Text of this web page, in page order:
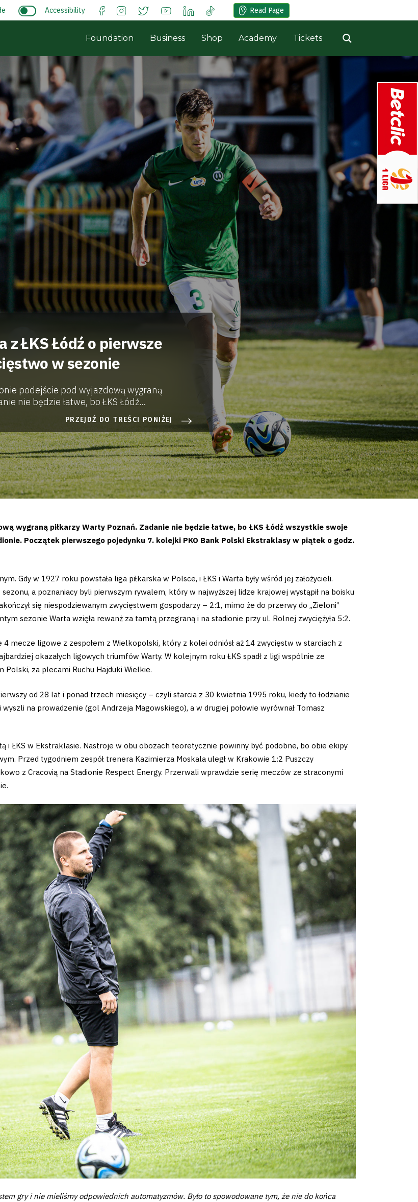
Accessibility Read Page
Foundation Business Shop Academy Tickets
z ŁKS Łódź o pierwsze
w sezonie
podejście pod wyjazdową wygraną
nie będzie łatwe, bo ŁKS Łódź...
PRZEJDŹ DO TREŚCI PONIŻEJ
wygraną piłkarzy Warty Poznań. Zadanie nie będzie łatwe, bo ŁKS Łódź wszystkie swoje
Początek pierwszego pojedynku 7. kolejki PKO Bank Polski Ekstraklasy w piątek o godz.
Gdy w 1927 roku powstała liga piłkarska w Polsce, i ŁKS i Warta były wśród jej założycieli.
a poznaniacy byli pierwszym rywalem, który w najwyższej lidze krajowej wystąpił na boisku
się niespodziewanym zwycięstwem gospodarzy – 2:1, mimo że do przerwy do „Zieloni”
sezonie Warta wzięła rewanż za tamtą przegraną i na stadionie przy ul. Rolnej zwyciężyła 5:2.
mecze ligowe z zespołem z Wielkopolski, który z kolei odniósł aż 14 zwycięstw w starciach z
okazałych ligowych triumfów Warty. W kolejnym roku ŁKS spadł z ligi wspólnie ze
Polski, za plecami Ruchu Hajduki Wielkie.
od 28 lat i ponad trzech miesięcy – czyli starcia z 30 kwietnia 1995 roku, kiedy to łodzianie
na prowadzenie (gol Andrzeja Magowskiego), a w drugiej połowie wyrównał Tomasz
i ŁKS w Ekstraklasie. Nastroje w obu obozach teoretycznie powinny być podobne, bo obie ekipy
Przed tygodniem zespół trenera Kazimierza Moskala uległ w Krakowie 1:2 Puszczy
z Cracovią na Stadionie Respect Energy. Przerwali wprawdzie serię meczów ze straconymi
gry i nie mieliśmy odpowiednich automatyzmów. Było to spowodowane tym, że nie do końca